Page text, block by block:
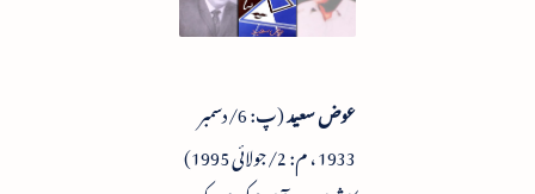
عوض سعید
(پ: 6/دسمبر
1933 ، م: 2/جولائی 1995)